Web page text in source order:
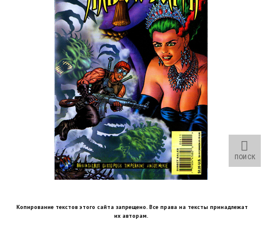
REBalance
Работы Kuroneko
Doom 3 Remaster Fan Edition
X2 - The Threat Remaster Fan Edition
Quake III Arena Remaster Fan Edition
Star Trek Voyager Elite Force Remaster Fan Edition
Sacred Gold Remaster Fan Edition
Red Faction remaster Fan Edition
Age of Pirates: Caribbean Tales Remaster Fan Edition
Копирование текстов этого сайта запрещено. Все права на тексты принадлежат
их авторам.
ПОИСК